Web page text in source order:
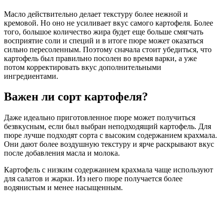
Масло действительно делает текстуру более нежной и
кремовой. Но оно не усиливает вкус самого картофеля. Более
того, большое количество жира будет еще больше смягчать
восприятие соли и специй и в итоге пюре может оказаться
сильно пересоленным. Поэтому сначала стоит убедиться, что
картофель был правильно посолен во время варки, а уже
потом корректировать вкус дополнительными
ингредиентами.
Важен ли сорт картофеля?
Даже идеально приготовленное пюре может получиться
безвкусным, если был выбран неподходящий картофель. Для
пюре лучше подходят сорта с высоким содержанием крахмала.
Они дают более воздушную текстуру и ярче раскрывают вкус
после добавления масла и молока.
Картофель с низким содержанием крахмала чаще используют
для салатов и жарки. Из него пюре получается более
водянистым и менее насыщенным.